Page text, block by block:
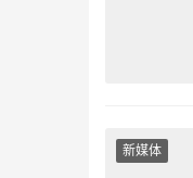
新媒体